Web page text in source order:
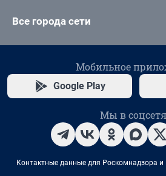
Все города сети
Мобильное
Google Play
Мы в
Контактные данные для Роскомнадзора и